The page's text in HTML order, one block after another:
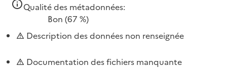
Qualité des métadonnées:
Bon (67 %)
Description des données non renseignée
Documentation des fichiers manquante